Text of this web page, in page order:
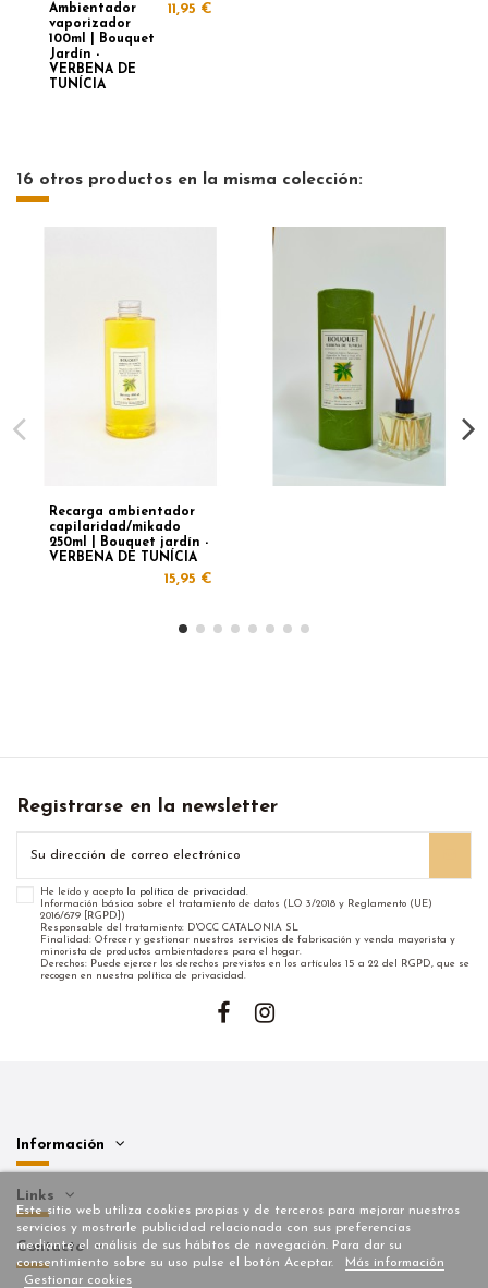
Ambientador
vaporizador
100ml | Bouquet
Jardín -
VERBENA DE
TUNÍCIA
11,95 €
16 otros productos en la misma colección:
Recarga ambientador
capilaridad/mikado
250ml | Bouquet jardín -
VERBENA DE TUNÍCIA
15,95 €
Registrarse en la newsletter
He leído y acepto la política de privacidad .
Información básica sobre el tratamiento de datos (LO 3/2018 y Reglamento (UE)
2016/679 [RGPD])
Responsable del tratamiento: D'OCC CATALONIA SL
Finalidad: Ofrecer y gestionar nuestros servicios de fabricación y venda mayorista y
minorista de productos ambientadores para el hogar.
Derechos: Puede ejercer los derechos previstos en los artículos 15 a 22 del RGPD, que se
recogen en nuestra política de privacidad.
Información
Links
Contacto
Este sitio web utiliza cookies propias y de terceros para mejorar nuestros
servicios y mostrarle publicidad relacionada con sus preferencias
mediante el análisis de sus hábitos de navegación. Para dar su
consentimiento sobre su uso pulse el botón Aceptar.
Más información
Gestionar cookies